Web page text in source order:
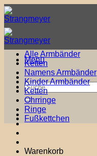
Zum
Inhalt
springen
Menü
Suche
nach:
Warenkorb
Alle Armbänder
Ketten
Namens Armbänder
Kinder Armbänder
Ketten
Ohrringe
Ringe
Fußkettchen